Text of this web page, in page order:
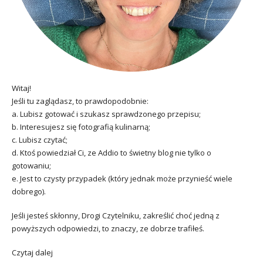
Witaj!
Jeśli tu zaglądasz, to prawdopodobnie:
a. Lubisz gotować i szukasz sprawdzonego przepisu;
b. Interesujesz się fotografią kulinarną;
c. Lubisz czytać;
d. Ktoś powiedział Ci, ze Addio to świetny blog nie tylko o
gotowaniu;
e. Jest to czysty przypadek (który jednak może przynieść wiele
dobrego).
Jeśli jesteś skłonny, Drogi Czytelniku, zakreślić choć jedną z
powyższych odpowiedzi, to znaczy, ze dobrze trafiłeś.
Czytaj dalej